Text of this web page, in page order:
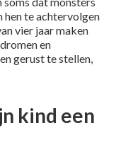
hen te achtervolgen
vier jaar maken
en
gerust te stellen,
kind een